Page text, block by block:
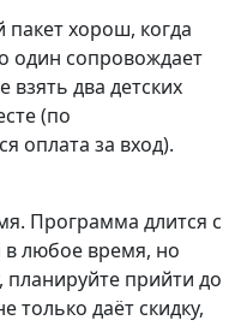
хорош, когда
один сопровождает
два детских
(по
оплата за вход).
Программа длится с
в любое время, но
прийти до
только даёт скидку,